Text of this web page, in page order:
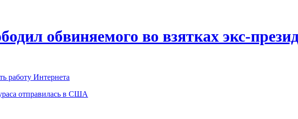
обвиняемого во взятках экс-
работу Интернета
отправилась в США